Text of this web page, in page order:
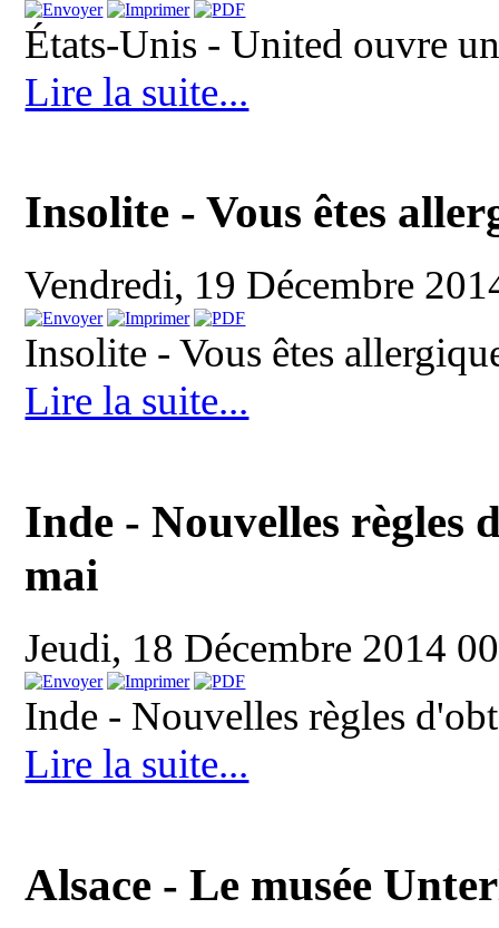
États-Unis - United ouvre
Lire la suite...
Insolite - Vous êtes
Vendredi, 19 Décembre
Insolite - Vous êtes
Lire la suite...
Inde - Nouvelles règles
mai
Jeudi, 18 Décembre 2014
Inde - Nouvelles règles
Lire la suite...
Alsace - Le musée